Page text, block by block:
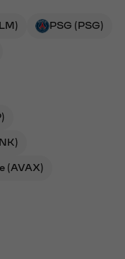
PSG (PSG)
(AVAX)